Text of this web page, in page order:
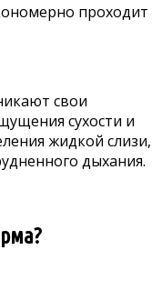
проходит
свои
сухости и
жидкой слизи,
дыхания.